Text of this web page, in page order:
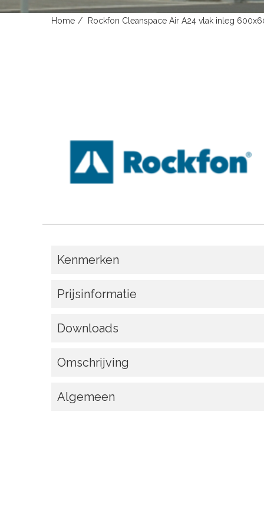
Home Rockfon Cleanspace Air A24 vlak inleg
Kenmerken
Prijsinformatie
Downloads
Omschrijving
Algemeen